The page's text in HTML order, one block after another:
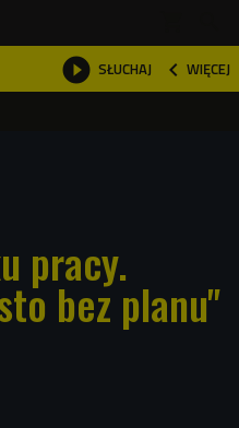
 SŁUCHAJ  WIĘCEJ

pracy.
bez planu"